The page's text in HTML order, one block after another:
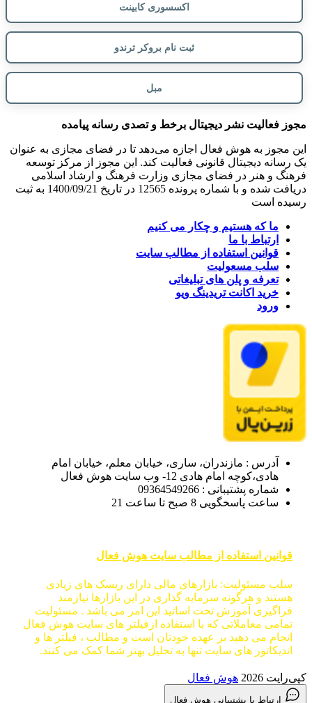
اکسسوری کابینت
ثبت نام بروکر ترندو
مبل
مجوز فعالیت نشر دیجیتال برخط و تصدی رسانه پیامده
این مجوز به هوش فعال اجازه می‌دهد تا در فضای مجازی به عنوان
یک رسانه دیجیتال قانونی فعالیت کند. این مجوز از مرکز توسعه
فرهنگ و هنر در فضای مجازی وزارت فرهنگ و ارشاد اسلامی
دریافت شده و با شماره پرونده 12565 در تاریخ 1400/09/21 به ثبت
رسیده است
ما که هستیم و چکار می کنیم
ارتباط با ما
قوانین استفاده از مطالب سایت
سلب مسعولیت
تعرفه و پلن های تبلیغاتی
خرید اکانت تریدینگ ویو
ورود
آدرس : مازندران، ساری، خیابان معلم، خیابان امام
هادی،کوچه امام هادی 12- وب سایت هوش فعال
شماره پشتیبانی : 09364549266
ساعت پاسخگویی 8 صبح تا ساعت 21
قوانین استفاده از مطالب سایت هوش فعال
سلب مسئولیت: بازارهای مالی دارای ریسک های زیادی
هستند و هرگونه سرمایه گذاری در این بازارها نیازمند
فراگیری آموزش تحت اساتید این امر می باشد . مسئولیت
تمامی معاملاتی که با استفاده ازفیلتر های سایت هوش فعال
انجام می دهید بر عهده خودتان است و مطالب ، فیلتر ها و
اندیکاتور های سایت تنها به تحلیل بهتر شما کمک می کنند.
کپی‌رایت 2026 هوش فعال
ارتباط با پشتیبانی هوش فعال